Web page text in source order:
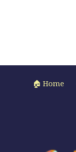
🏠 Home